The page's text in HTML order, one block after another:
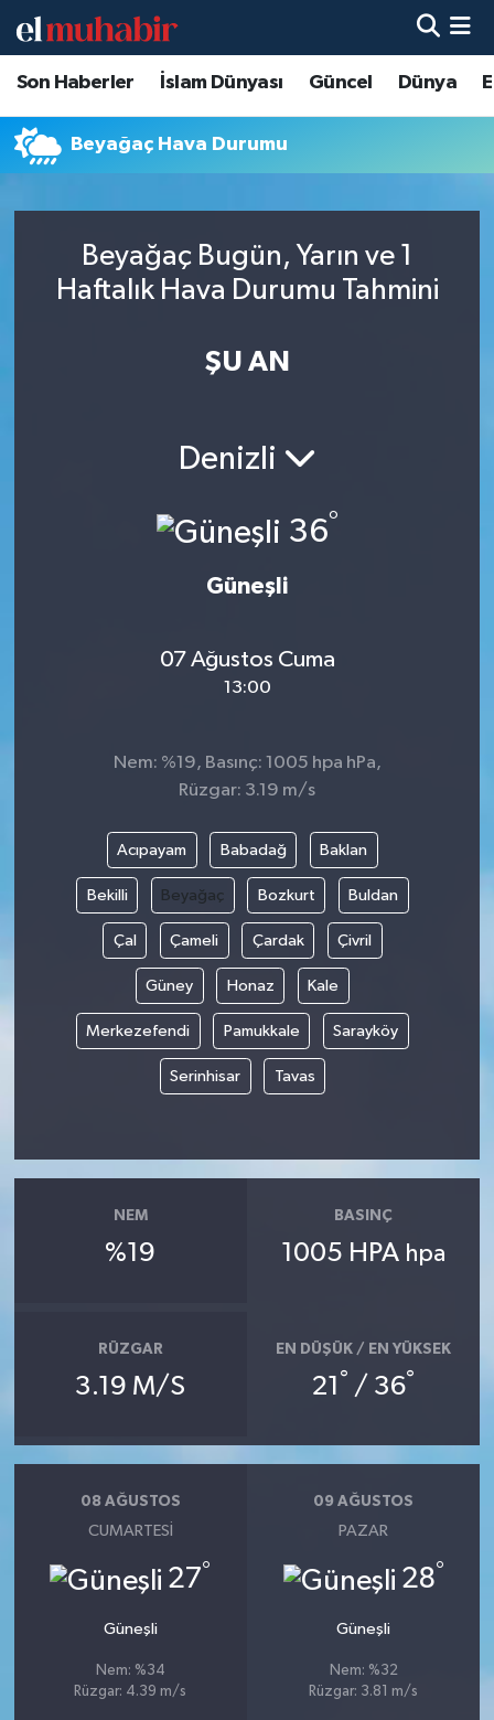
Son Haberler İslam Dünyası Güncel Dünya
Beyağaç Hava Durumu
Beyağaç Bugün, Yarın ve 1
Haftalık Hava Durumu Tahmini
ŞU AN
Denizli
36°
Güneşli
07 Ağustos Cuma
13:00
Nem: %19, Basınç: 1005 hpa hPa,
Rüzgar: 3.19 m/s
Acıpayam Babadağ Baklan
Bekilli Beyağaç Bozkurt Buldan
Çal Çameli Çardak Çivril
Güney Honaz Kale
Merkezefendi Pamukkale Sarayköy
Serinhisar Tavas
NEM
%19
BASINÇ
1005 HPA hpa
RÜZGAR
3.19 M/S
EN DÜŞÜK / EN YÜKSEK
21 ° / 36°
08 AĞUSTOS
CUMARTESI
27°
Güneşli
Nem: %34
Rüzgar: 4.39 m/s
09 AĞUSTOS
PAZAR
28°
Güneşli
Nem: %32
Rüzgar: 3.81 m/s
Hava Durumu
Trafik Durumu
Tüm Manşetler